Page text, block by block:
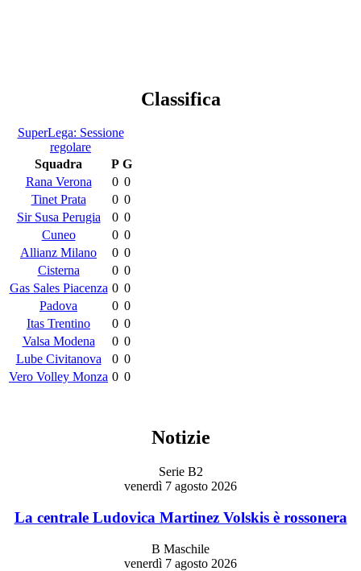
Classifica
SuperLega: Sessione
regolare
Squadra
P G
Rana Verona
0 0
Tinet Prata
0 0
Sir Susa Perugia
0 0
Cuneo
0 0
Allianz Milano
0 0
Cisterna
0 0
Gas Sales Piacenza 0 0
Padova
0 0
Itas Trentino
0 0
Valsa Modena
0 0
Lube Civitanova
0 0
Vero Volley Monza 0 0
Notizie
Serie B2
venerdì 7 agosto 2026
La centrale Ludovica Martinez Volskis è rossonera
B Maschile
venerdì 7 agosto 2026